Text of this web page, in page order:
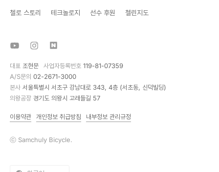
첼로 스토리 테크놀로지 선수 후원 첼린지도
대표 조현문 사업자등록번호 119-81-07359
A/S문의 02-2671-3000
본사 서울특별시 서초구 강남대로 343, 4층 (서초동, 신덕빌딩)
의왕공장 경기도 의왕시 고래들길 57
이용약관 개인정보 취급방침 내부정보 관리규정
ⓒ Samchuly Bicycle.